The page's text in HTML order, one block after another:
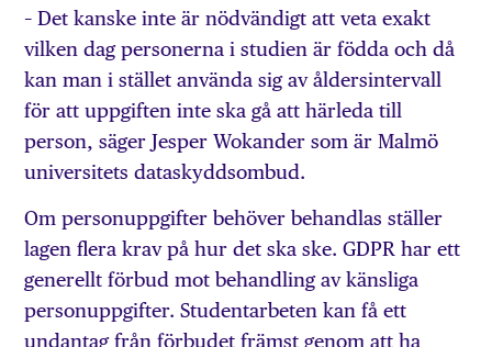
– Det kanske inte är nödvändigt att veta exakt
vilken dag personerna i studien är födda och då
kan man i stället använda sig av åldersintervall
för att uppgiften inte ska gå att härleda till
person, säger Jesper Wokander som är Malmö
universitets dataskyddsombud.
Om personuppgifter behöver behandlas ställer
lagen flera krav på hur det ska ske. GDPR har ett
generellt förbud mot behandling av känsliga
personuppgifter. Studentarbeten kan få ett
undantag från förbudet främst genom att ha